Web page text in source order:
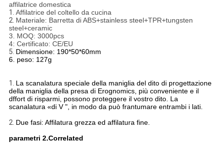
affilatrice domestica
1. Affilatrice del coltello da cucina
2. Materiale: Barretta di ABS+stainless steel+TPR+tungsten
steel+ceramic
3. MOQ: 3000pcs
4: Certificato: CE/EU
5. Dimensione: 190*50*60mm
6. peso: 127g
1. La scanalatura speciale della maniglia del dito di progettazione
della maniglia della presa di Erognomics, più conveniente e il
dffort di risparmi, possono proteggere il vostro dito. La
scanalatura «di V ", in modo da può frantumare entrambi i lati.
2. Due fasi: Affilatura grezza ed affilatura fine.
parametri 2.Correlated